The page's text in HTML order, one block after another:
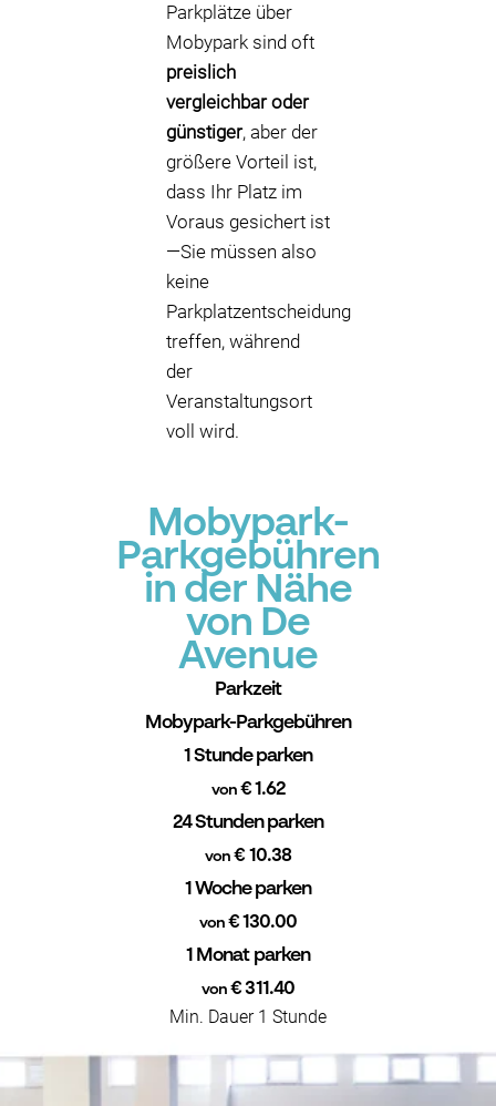
Parkplätze über
Mobypark sind oft
preislich
vergleichbar oder
günstiger, aber der
größere Vorteil ist,
dass Ihr Platz im
Voraus gesichert ist
—Sie müssen also
keine
Parkplatzentscheidung
treffen, während
der
Veranstaltungsort
voll wird.
Mobypark-
Parkgebühren
in der Nähe
von De
Avenue
Parkzeit
Mobypark-Parkgebühren
1 Stunde parken
von€ 1.62
24 Stunden parken
von € 10.38
1 Woche parken
von€ 130.00
1 Monat parken
von € 311.40
Min. Dauer 1 Stunde